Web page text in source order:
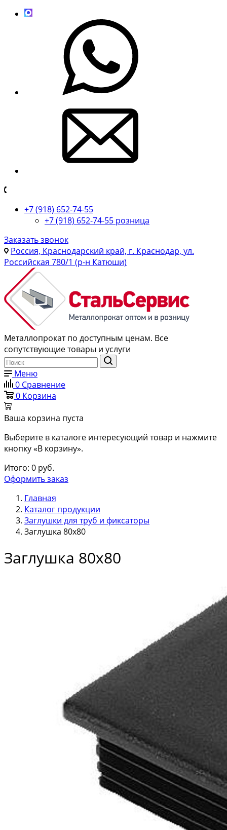
+7 (918) 652-74-55
+7 (918) 652-74-55 розница
Заказать звонок
Россия, Краснодарский край, г. Краснодар, ул.
Российская 780/1 (р-н Катюши)
Металлопрокат по доступным ценам. Все
сопутствующие товары и услуги
Меню
0 Сравнение
0 Корзина
Ваша корзина пуста
Выберите в каталоге интересующий товар и нажмите
кнопку «В корзину».
Итого: 0 руб.
Оформить заказ
Главная
Каталог продукции
Заглушки для труб и фиксаторы
Заглушка 80х80
Заглушка 80х80